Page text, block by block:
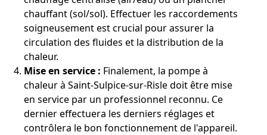
chauffant (sol/sol). Effectuer les raccordements
soigneusement est crucial pour assurer la
circulation des fluides et la distribution de la
chaleur.
Mise en service : Finalement, la pompe à
chaleur à Saint-Sulpice-sur-Risle doit être mise
en service par un professionnel reconnu. Ce
dernier effectuera les derniers réglages et
contrôlera le bon fonctionnement de l'appareil.